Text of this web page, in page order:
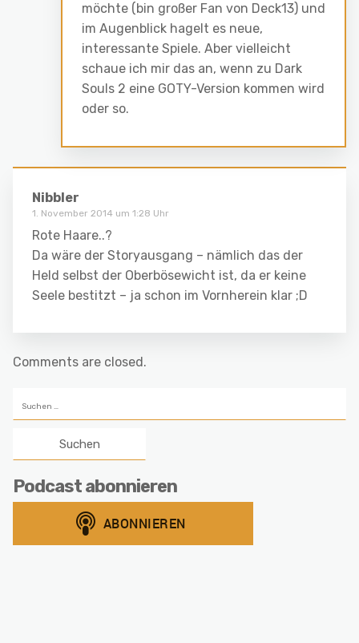
möchte (bin großer Fan von Deck13) und
im Augenblick hagelt es neue,
interessante Spiele. Aber vielleicht
schaue ich mir das an, wenn zu Dark
Souls 2 eine GOTY-Version kommen wird
oder so.
Nibbler
1. November 2014 um 1:28 Uhr
Rote Haare..?
Da wäre der Storyausgang – nämlich das der
Held selbst der Oberbösewicht ist, da er keine
Seele bestitzt – ja schon im Vornherein klar ;D
Comments are closed.
nach:
Podcast abonnieren